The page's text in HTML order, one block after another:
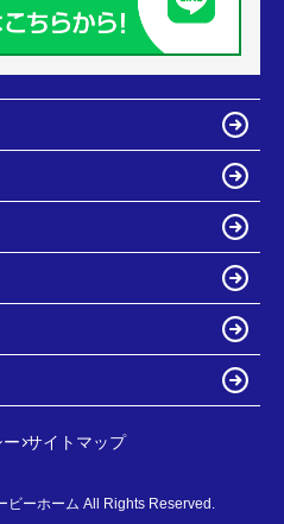
サイトマップ
ビーホーム All Rights Reserved.